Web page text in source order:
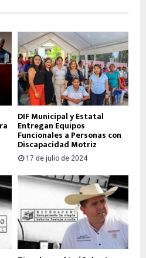
DIF Municipal y Estatal
Entregan Equipos
Funcionales a Personas con
Discapacidad Motriz
17 de julio de 2024